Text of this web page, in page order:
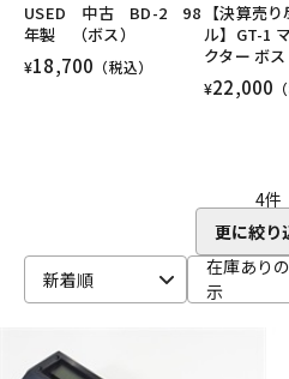
USED 中古 BD-2 98
年製 （ボス）
¥18,700 （税込）
【決算売
ル】GT-1
クター ボス
¥22,000
4件
更に絞り
新着順
在庫あり
示